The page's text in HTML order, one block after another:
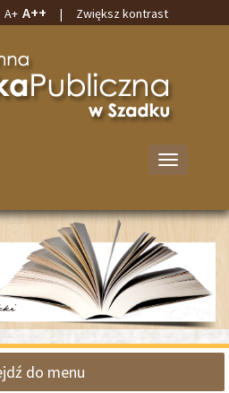
A+ A++ | Zwiększ kontrast
w
Szadku
Przełącz
nawigację
do menu